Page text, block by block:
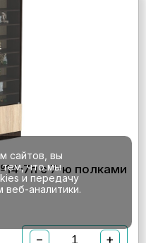
7п с 7-ю полками
− +
сайтов, вы
тем, что мы
и передачу
аналитики.